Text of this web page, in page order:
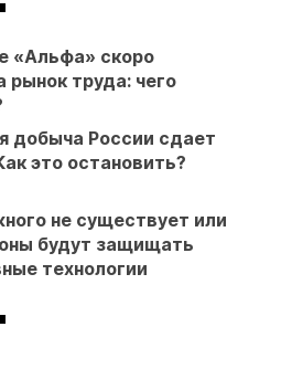
«Альфа» скоро
рынок труда: чего
добыча России сдает
это остановить?
не существует или
будут защищать
технологии